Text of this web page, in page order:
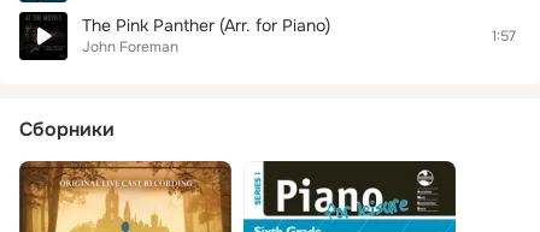
The Pink Panther (Arr. for Piano)
John Foreman
1:57
Сборники